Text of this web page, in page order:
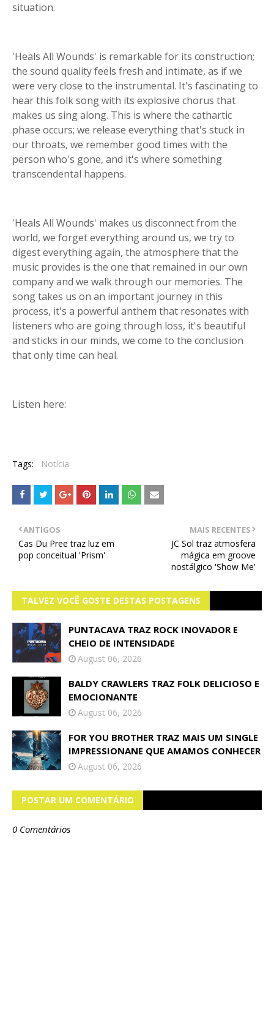
situation.
'Heals All Wounds' is remarkable for its construction;
the sound quality feels fresh and intimate, as if we
were very close to the instrumental. It's fascinating to
hear this folk song with its explosive chorus that
makes us sing along. This is where the cathartic
phase occurs; we release everything that's stuck in
our throats, we remember good times with the
person who's gone, and it's where something
transcendental happens.
'Heals All Wounds' makes us disconnect from the
world, we forget everything around us, we try to
digest everything again, the atmosphere that the
music provides is the one that remained in our own
company and we walk through our memories. The
song takes us on an important journey in this
process, it's a powerful anthem that resonates with
listeners who are going through loss, it's beautiful
and sticks in our minds, we come to the conclusion
that only time can heal.
Listen here:
Tags: Notícia
MAIS RECENTES
JC Sol traz atmosfera
mágica em groove
nostálgico 'Show Me'
ANTIGOS
Cas Du Pree traz luz em
pop conceitual 'Prism'
TALVEZ VOCÊ GOSTE DESTAS POSTAGENS
PUNTACAVA TRAZ ROCK INOVADOR E
CHEIO DE INTENSIDADE
August 06, 2026
BALDY CRAWLERS TRAZ FOLK DELICIOSO E
EMOCIONANTE
August 06, 2026
FOR YOU BROTHER TRAZ MAIS UM SINGLE
IMPRESSIONANE QUE AMAMOS CONHECER
August 06, 2026
POSTAR UM COMENTÁRIO
0 Comentários